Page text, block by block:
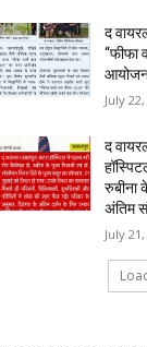
द
“फीफा
July
द
रुबीना
अंतिम
July